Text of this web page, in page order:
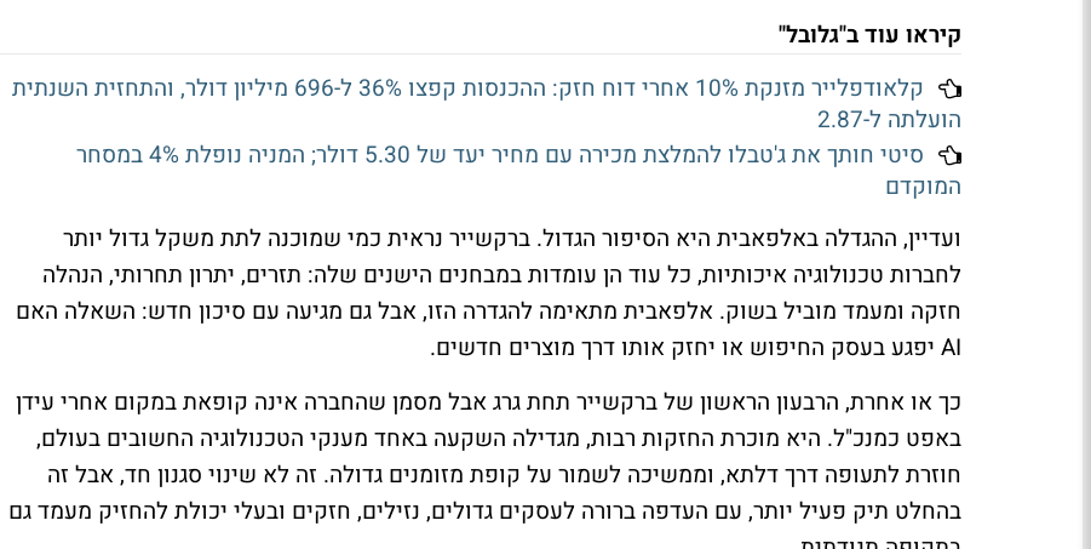
קיראו עוד ב"גלובל"
קלאודפלייר מזנקת 10% אחרי דוח חזק: ההכנסות קפצו 36% ל-696 מיליון דולר, והתחזית השנתית
הועלתה ל-2.87
סיטי חותך את ג'טבלו להמלצת מכירה עם מחיר יעד של 5.30 דולר; המניה נופלת 4% במסחר
המוקדם
ועדיין, ההגדלה באלפאבית היא הסיפור הגדול. ברקשייר נראית כמי שמוכנה לתת משקל גדול יותר
לחברות טכנולוגיה איכותיות, כל עוד הן עומדות במבחנים הישנים שלה: תזרים, יתרון תחרותי, הנהלה
חזקה ומעמד מוביל בשוק. אלפאבית מתאימה להגדרה הזו, אבל גם מגיעה עם סיכון חדש: השאלה האם
AI יפגע בעסק החיפוש או יחזק אותו דרך מוצרים חדשים.
כך או אחרת, הרבעון הראשון של ברקשייר תחת גרג אבל מסמן שהחברה אינה קופאת במקום אחרי עידן
באפט כמנכ"ל. היא מוכרת החזקות רבות, מגדילה השקעה באחד מענקי הטכנולוגיה החשובים בעולם,
חוזרת לתעופה דרך דלתא, וממשיכה לשמור על קופת מזומנים גדולה. זה לא שינוי סגנון חד, אבל זה
בהחלט תיק פעיל יותר, עם העדפה ברורה לעסקים גדולים, נזילים, חזקים ובעלי יכולת להחזיק מעמד גם